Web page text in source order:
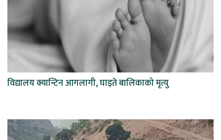
विद्यालय क्यान्टिन आगलागी, घाइते बालिकाको मृत्यु